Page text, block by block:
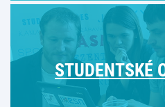
STUDENTSKÉ